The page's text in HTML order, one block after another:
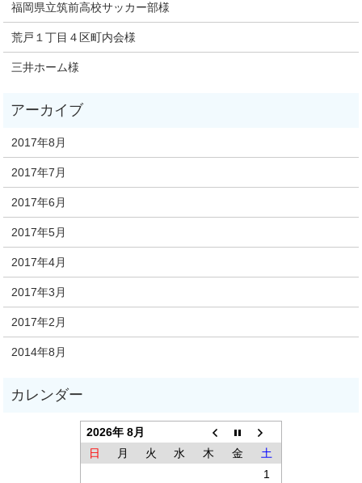
福岡県立筑前高校サッカー部様
荒戸１丁目４区町内会様
三井ホーム様
2017年8月
2017年7月
2017年6月
2017年5月
2017年4月
2017年3月
2017年2月
2014年8月
2026年 8月
日
月 火 水 木 金
土
1